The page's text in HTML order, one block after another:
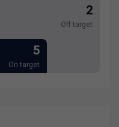
2
Off target
5
On target